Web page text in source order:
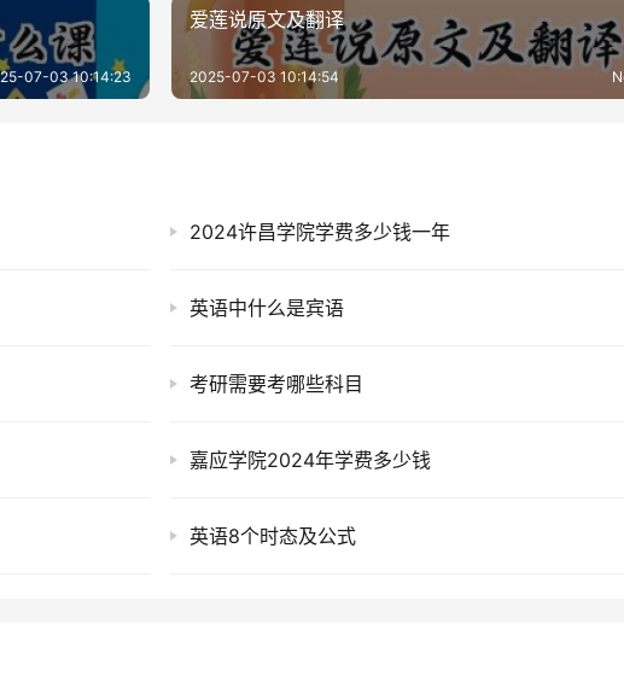
07-03 10:14:23
爱莲说原文及翻译
2025-07-03 10:14:54
2024许昌学院学费多少钱一年
英语中什么是宾语
考研需要考哪些科目
嘉应学院2024年学费多少钱
英语8个时态及公式